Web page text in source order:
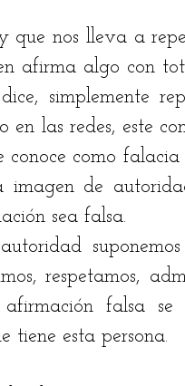
nos lleva a
afirma algo con
simplemente
en las redes, este
conoce como
imagen de
sea falsa.
respetamos,
falsa se
tiene esta persona.